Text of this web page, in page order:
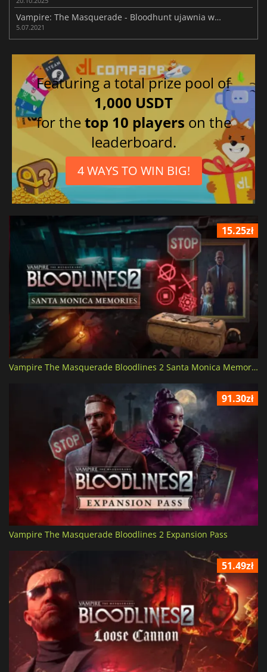
Vampire: The Masquerade - Bloodhunt ujawnia wymagania na PC
5.07.2021
Featuring a total prize pool of
1,000 USDT
for thetop 10 players on the
leaderboard.
4 WAYS TO WIN BIG!
15.25zł
Vampire The Masquerade Bloodlines 2 Santa Monica Memories
91.30zł
Vampire The Masquerade Bloodlines 2 Expansion Pass
51.49zł